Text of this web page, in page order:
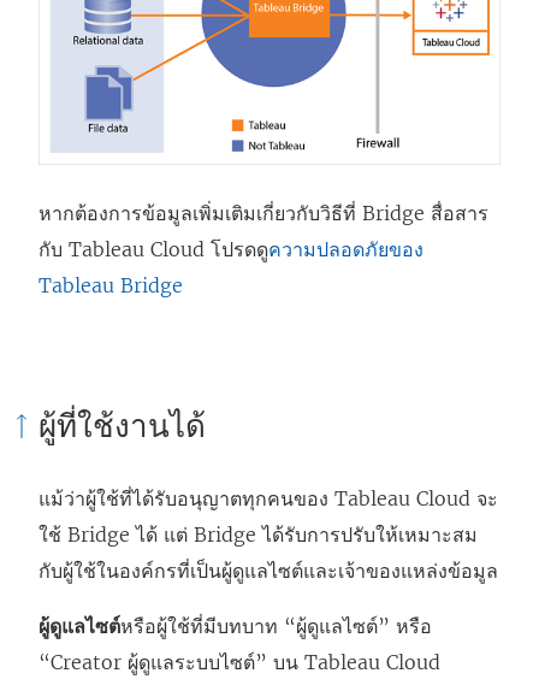
หากต้องการข้อมูลเพิ่มเติมเกี่ยวกับวิธีที่ Bridge สื่อสาร
กับ Tableau Cloud โปรดดูความปลอดภัยของ
Tableau Bridge
ผู้ที่ใช้งานได้
แม้ว่าผู้ใช้ที่ได้รับอนุญาตทุกคนของ Tableau Cloud จะ
ใช้ Bridge ได้ แต่ Bridge ได้รับการปรับให้เหมาะสม
กับผู้ใช้ในองค์กรที่เป็นผู้ดูแลไซต์และเจ้าของแหล่งข้อมูล
ผู้ดูแลไซต์หรือผู้ใช้ที่มีบทบาท “ผู้ดูแลไซต์” หรือ
“Creator ผู้ดูแลระบบไซต์” บน Tableau Cloud